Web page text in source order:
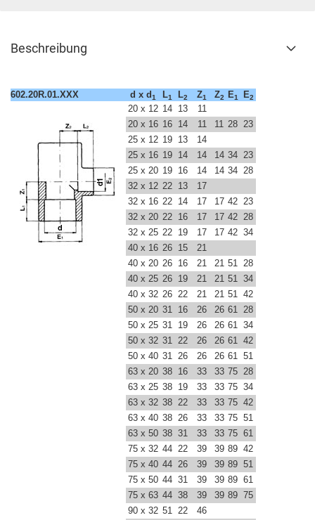
Beschreibung
602.20R.01.XXX d x d1 L1 L2 Z1 Z2 E1 E2
20 x 12 14 13
11
20 x 16 16 14 11 11 28 23
25 x 12 19 13
14
25 x 16 19 14 14 14 34 23
25 x 20 19 16 14 14 34 28
32 x 12 22 13
17
32 x 16 22 14 17 17 42 23
32 x 20 22 16 17 17 42 28
32 x 25 22 19 17 17 42 34
40 x 16 26 15
21
40 x 20 26 16 21 21 51 28
40 x 25 26 19 21 21 51 34
40 x 32 26 22 21 21 51 42
50 x 20 31 16 26 26 61 28
50 x 25 31 19 26 26 61 34
50 x 32 31 22 26 26 61 42
50 x 40 31 26 26 26 61 51
63 x 20 38 16 33 33 75 28
63 x 25 38 19 33 33 75 34
63 x 32 38 22 33 33 75 42
63 x 40 38 26 33 33 75 51
63 x 50 38 31 33 33 75 61
75 x 32 44 22 39 39 89 42
75 x 40 44 26 39 39 89 51
75 x 50 44 31 39 39 89 61
75 x 63 44 38 39 39 89 75
90 x 32 51 22
46